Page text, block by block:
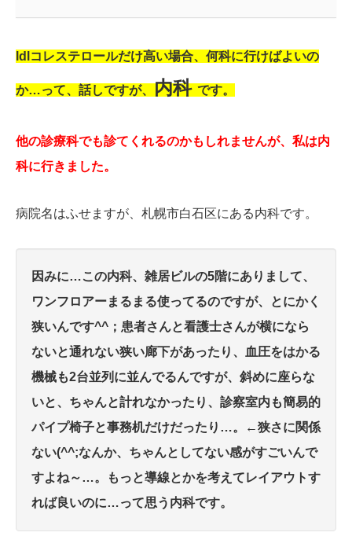
ldlコレステロールだけ高い場合、何科に行けばよいの
か…って、話しですが、 内科です。
他の診療科でも診てくれるのかもしれませんが、私は内
科に行きました。
病院名はふせますが、札幌市白石区にある内科です。
因みに…この内科、雑居ビルの5階にありまして、
ワンフロアーまるまる使ってるのですが、とにかく
狭いんです^^； 患者さんと看護士さんが横になら
ないと通れない狭い廊下があったり、血圧をはかる
機械も2台並列に並んでるんですが、斜めに座らな
いと、ちゃんと計れなかったり、診察室内も簡易的
パイプ椅子と事務机だけだったり…。←狭さに関係
ない(^^;なんか、ちゃんとしてない感がすごいんで
すよね～…。もっと導線とかを考えてレイアウトす
れば良いのに…って思う内科です。